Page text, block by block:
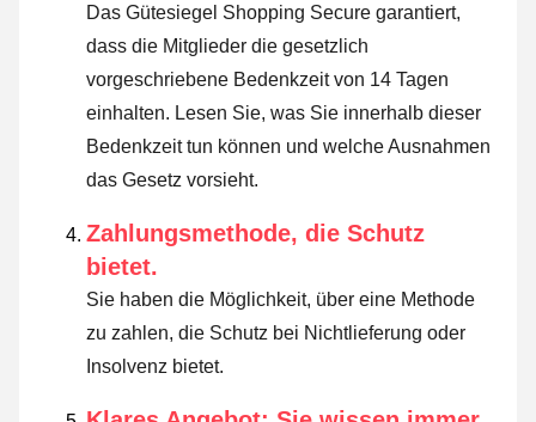
Das Gütesiegel Shopping Secure garantiert,
dass die Mitglieder die gesetzlich
vorgeschriebene Bedenkzeit von 14 Tagen
einhalten. Lesen Sie, was Sie innerhalb dieser
Bedenkzeit tun können und welche Ausnahmen
das Gesetz vorsieht.
Zahlungsmethode, die Schutz
bietet.
Sie haben die Möglichkeit, über eine Methode
zu zahlen, die Schutz bei Nichtlieferung oder
Insolvenz bietet.